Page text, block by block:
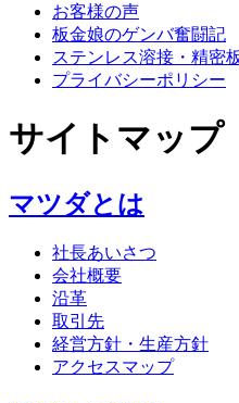
お客様の声
板金娘のゲンバ奮闘記
ステンレス溶接・精密
プライバシーポリシー
サイトマップ
マツダとは
社長あいさつ
会社概要
沿革
取引先
経営方針・生産方針
アクセスマップ